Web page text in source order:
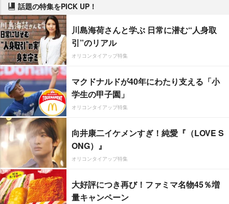
話題の特集をPICK UP！
川島海荷さんと学ぶ 日常に潜む“人身取
引”のリアル
オリコンタイアップ特集
マクドナルドが40年にわたり支える「小
学生の甲子園」
オリコンタイアップ特集
向井康二イケメンすぎ！純愛『（LOVE S
ONG）』
オリコンタイアップ特集
大好評につき再び！ファミマ名物45％増
量キャンペーン